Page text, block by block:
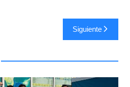
Siguiente